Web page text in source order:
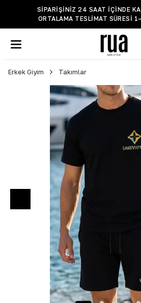
SIPARIŞINIZ 24 SAAT IÇINDE
ORTALAMA TESLIMAT SÜRESI
Erkek Giyim Takımlar